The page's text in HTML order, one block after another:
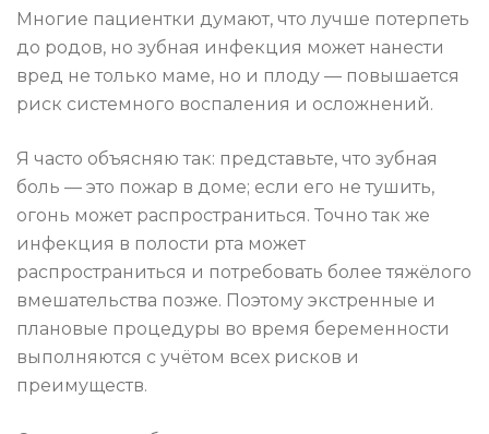
Многие пациентки думают, что лучше потерпеть
до родов, но зубная инфекция может нанести
вред не только маме, но и плоду — повышается
риск системного воспаления и осложнений.
Я часто объясняю так: представьте, что зубная
боль — это пожар в доме; если его не тушить,
огонь может распространиться. Точно так же
инфекция в полости рта может
распространиться и потребовать более тяжёлого
вмешательства позже. Поэтому экстренные и
плановые процедуры во время беременности
выполняются с учётом всех рисков и
преимуществ.